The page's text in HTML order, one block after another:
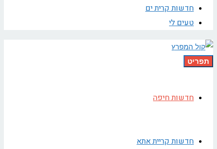
חדשות קרית ים
טעים לי
תפריט
חדשות חיפה
חדשות קריית אתא